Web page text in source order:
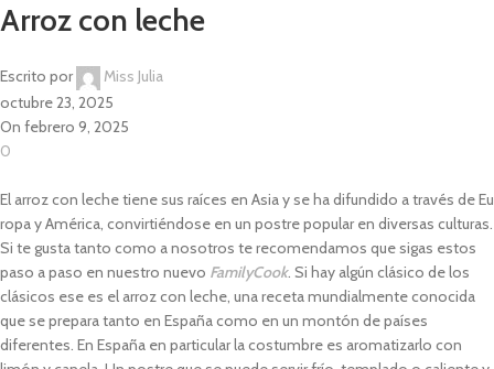
Arroz con leche
Escrito por
Miss Julia
octubre 23, 2025
On febrero 9, 2025
0
El arroz con leche tiene sus raíces en Asia y se ha difundido a través de Eu
ropa y América, convirtiéndose en un postre popular en diversas culturas.
Si te gusta tanto como a nosotros te recomendamos que sigas estos
paso a paso en nuestro nuevo FamilyCook. Si hay algún clásico de los
clásicos ese es el arroz con leche, una receta mundialmente conocida
que se prepara tanto en España como en un montón de países
diferentes. En España en particular la costumbre es aromatizarlo con